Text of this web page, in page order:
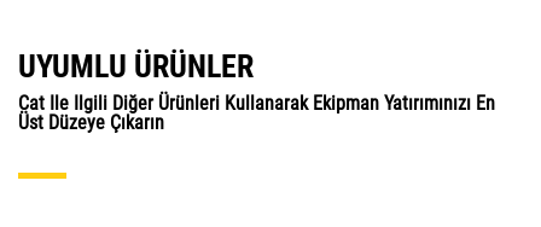
UYUMLU ÜRÜNLER
Cat Ile Ilgili Diğer Ürünleri Kullanarak Ekipman Yatırımınızı En
Üst Düzeye Çıkarın